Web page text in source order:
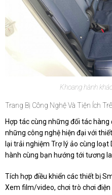
Khoang hành
Trang Bị Công Nghệ Và Tiện Ích
Hợp tác cùng những đối tác
những công nghệ hiện đại với
lại trải nghiệm Trợ lý ảo cùng
hành cùng bạn hướng tới tương
Tích hợp điều khiển các thiết bị
Xem film/video, chơi trò chơi